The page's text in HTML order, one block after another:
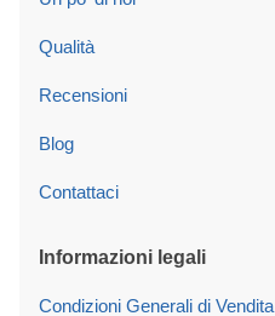
Qualità
Recensioni
Blog
Contattaci
Informazioni legali
Condizioni Generali di Vendita